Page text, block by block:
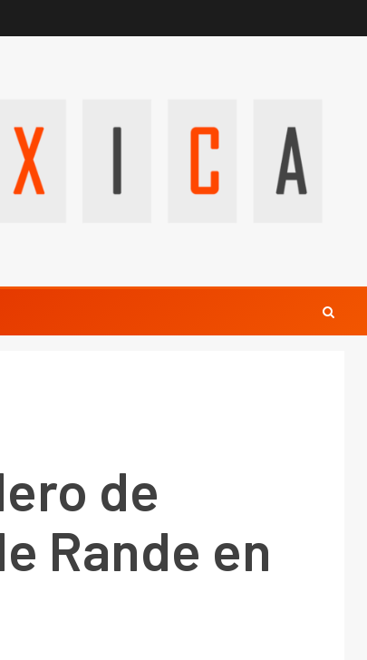
de
Rande en